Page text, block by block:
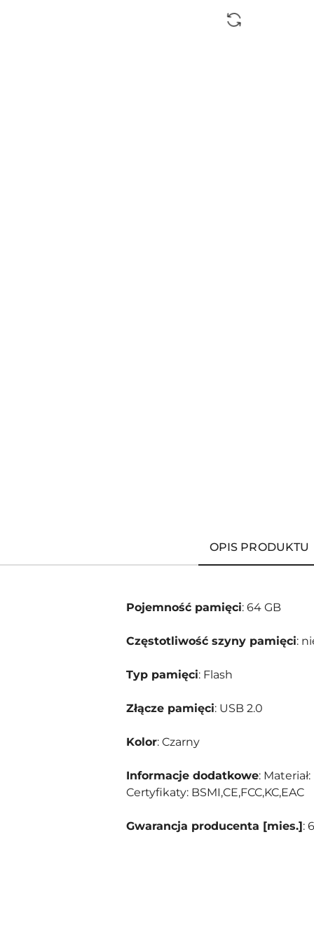
OPIS PRODUKTU
Pojemność pamięci: 64 GB
Częstotliwość szyny pamięci:
Typ pamięci: Flash
Złącze pamięci: USB 2.0
Kolor: Czarny
Informacje dodatkowe:
Certyfikaty: BSMI,CE,FCC,KC,EAC
Gwarancja producenta [mies.]: